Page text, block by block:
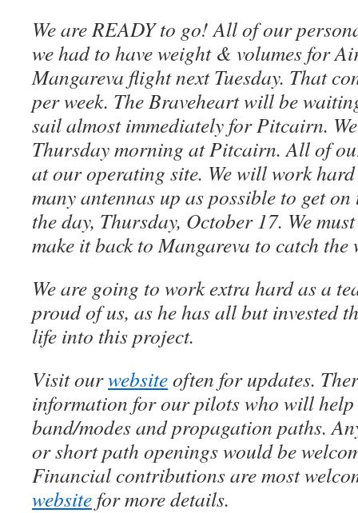
We are READY to go! All of our
we had to have weight & volumes for
Mangareva flight next Tuesday. That
per week. The Braveheart will be
sail almost immediately for Pitcairn.
Thursday morning at Pitcairn. All of
at our operating site. We will work
many antennas up as possible to get
the day, Thursday, October 17. We
make it back to Mangareva to catch
We are going to work extra hard as a
proud of us, as he has all but invested
life into this project.
Visit ourwebsiteoften for updates.
information for our pilots who will help
band/modes and propagation paths.
or short path openings would be
Financial contributions are most
website for more details.